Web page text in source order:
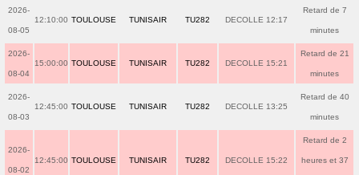
2026-
08-05
12:10:00 TOULOUSE TUNISAIR TU282 DECOLLE 12:17
Retard de 7
minutes
2026-
08-04
15:00:00 TOULOUSE TUNISAIR TU282 DECOLLE 15:21
Retard de 21
minutes
2026-
08-03
12:45:00 TOULOUSE TUNISAIR TU282 DECOLLE 13:25
Retard de 40
minutes
2026-
08-02
12:45:00 TOULOUSE TUNISAIR TU282 DECOLLE 15:22
Retard de 2
heures et 37